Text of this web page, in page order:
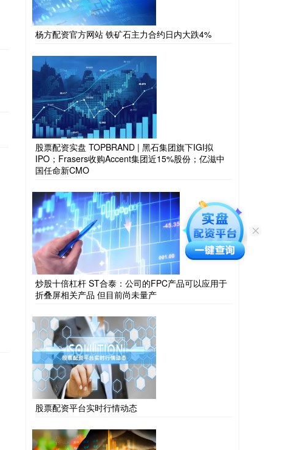
杨方配资官方网站 铁矿石主力合约日内大跌4%
股票配资实盘 TOPBRAND | 黑石集团旗下IGI拟
IPO；Frasers收购Accent集团近15%股份；亿滋中
国任命新CMO
炒股十倍杠杆 ST合泰：公司的FPC产品可以应用于
折叠屏相关产品 但目前尚未量产
股票配资平台实时行情动态